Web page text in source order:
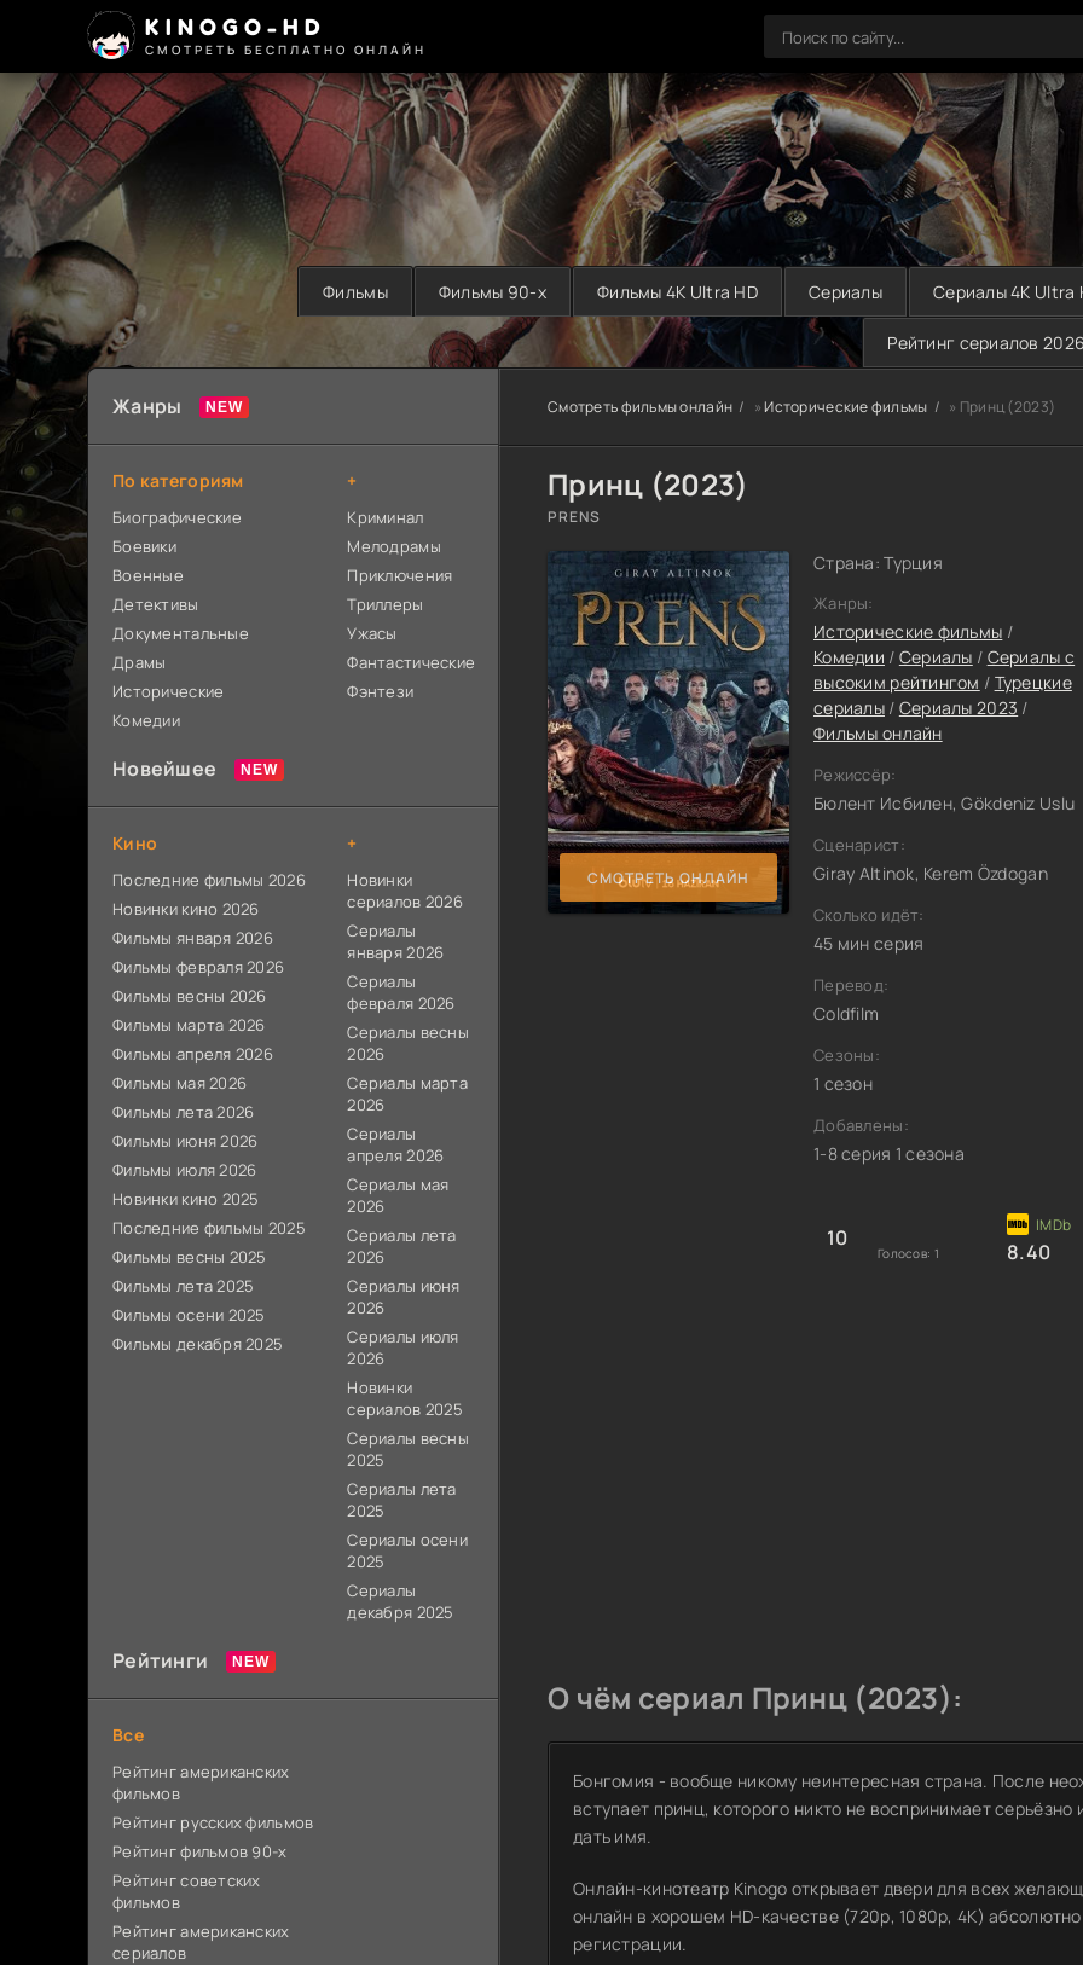
KINOGO-HD
СМОТРЕТЬ БЕСПЛАТНО ОНЛАЙН
Фильмы Фильмы 90-х Фильмы 4K Ultra HD Сериалы Сериалы 4K Ultra
Рейтинг сериалов 2026
Смотреть фильмы онлайн »Исторические фильмы » Принц (2023)
Принц (2023)
PRENS
СМОТРЕТЬ ОНЛАЙН
Страна: Турция
Жанры:
Исторические фильмы /
Комедии / Сериалы / Сериалы с
высоким рейтингом / Турецкие
сериалы/ Сериалы 2023 /
Фильмы онлайн
Режиссёр:
Бюлент Исбилен, Gökdeniz Uslu
Сценарист:
Giray Altinok, Kerem Özdogan
Сколько идёт:
45 мин серия
Перевод:
Coldfilm
Сезоны:
1 сезон
Добавлены:
1-8 серия 1 сезона
10
Голосов: 1 8.40
О чём сериал Принц (2023):
Бонгомия - вообще никому неинтересная страна. После
вступает принц, которого никто не воспринимает
дать имя.
Онлайн-кинотеатр Kinogo открывает двери для всех
онлайн в хорошем HD-качестве (720p, 1080p, 4K)
регистрации.
Жанры
По категориям
Биографические
Боевики
Военные
Детективы
Документальные
Драмы
Исторические
Комедии
+
Криминал
Мелодрамы
Приключения
Триллеры
Ужасы
Фантастические
Фэнтези
Новейшее
Кино
Последние фильмы 2026
Новинки кино 2026
Фильмы января 2026
Фильмы февраля 2026
Фильмы весны 2026
Фильмы марта 2026
Фильмы апреля 2026
Фильмы мая 2026
Фильмы лета 2026
Фильмы июня 2026
Фильмы июля 2026
Новинки кино 2025
Последние фильмы 2025
Фильмы весны 2025
Фильмы лета 2025
Фильмы осени 2025
Фильмы декабря 2025
+
Новинки
сериалов 2026
Сериалы
января 2026
Сериалы
февраля 2026
Сериалы весны
2026
Сериалы марта
2026
Сериалы
апреля 2026
Сериалы мая
2026
Сериалы лета
2026
Сериалы июня
2026
Сериалы июля
2026
Новинки
сериалов 2025
Сериалы весны
2025
Сериалы лета
2025
Сериалы осени
2025
Сериалы
декабря 2025
Рейтинги
Все
Рейтинг американских
фильмов
Рейтинг русских фильмов
Рейтинг фильмов 90-х
Рейтинг советских
фильмов
Рейтинг американских
сериалов